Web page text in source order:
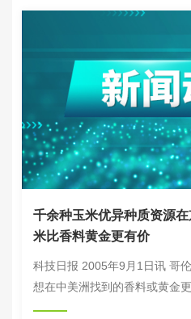
千余种玉米优异种质资源
米比香料黄金更有价
科技日报 2005年9月1日讯 哥
想在中美洲找到的香料或黄金
的栽培历史已有8000多年。如